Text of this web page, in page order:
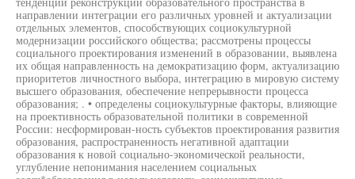
направлении интеграции его различных уровней и актуализации
отдельных элементов, способствующих социокультурной
модернизации российского общества; рассмотрены процессы
социального проектирования изменений в образовании, выявлена
их общая направленность на демократизацию форм, актуализацию
приоритетов личностного выбора, интеграцию в мировую систему
высшего образования, обеспечение непрерывности процесса
образования; . • определены социокультурные факторы, влияющие
на проективность образовательной политики в современной
России: несформирован-ность субъектов проектирования развития
образования, распространенность негативной адаптации
образования к новой социально-экономической реальности,
углубление непонимания населением социальных